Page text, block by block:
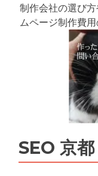
制作会社の選び
ムページ制作費
SEO 京都